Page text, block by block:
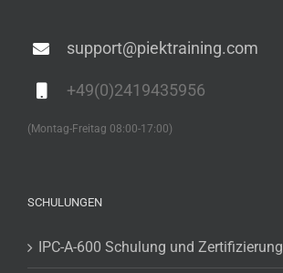
support@piektraining.com
+49(0)2419435956
(Montag-Freitag 08:00-17:00)
SCHULUNGEN
IPC-A-600 Schulung und Zertifizierung